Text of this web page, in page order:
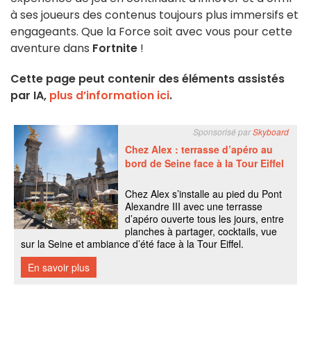
à ses joueurs des contenus toujours plus immersifs et
engageants. Que la Force soit avec vous pour cette
aventure dans Fortnite !
Cette page peut contenir des éléments assistés
par IA, plus d’information ici.